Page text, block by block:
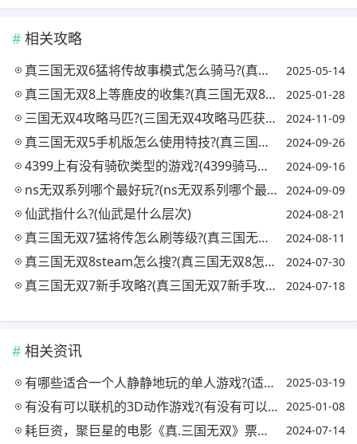
相关攻略
真三国无双6猛将传故事模式怎么骑马?(真三国无双6猛将传马怎么获得) 2025-05-14
真三国无双8上等鹿皮的收集?(真三国无双8鹿角怎么获得) 2025-01-28
三国无双4攻略马匹?(三国无双4攻略马匹获得方法) 2024-11-09
真三国无双5手机版怎么使用特技?(真三国无双5手机版怎么使用特技武器) 2024-09-26
4399上有没有骑砍类型的游戏?(4399骑马打仗的小游戏) 2024-09-16
ns无双系列哪个最好玩?(ns无双系列哪个最好玩游戏) 2024-09-09
仙武指什么?(仙武是什么层次) 2024-08-21
真三国无双7猛将传怎么刷等级?(真三国无双7猛将传怎么练级) 2024-08-11
真三国无双8steam怎么搜?(真三国无双8怎么搜索) 2024-07-30
真三国无双7新手攻略?(真三国无双7新手攻略大全) 2024-07-18
相关资讯
有哪些适合一个人静静地玩的单人游戏?(适合一个人安静玩的游戏) 2025-03-19
有没有可以联机的3D动作游戏?(有没有可以联机的3d动作游戏软件) 2025-01-08
耗巨资，聚巨星的电影《真.三国无双》票房为什么就扑街了?(真三国无双电影会扑街吗) 2024-07-14